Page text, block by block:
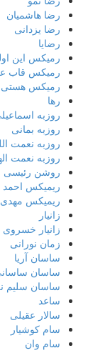
رضا هاشمیان
رضا یزدانی
رضایا
رمیکس این
رمیکس قاب
رمیکس هستی
رها
روزبه
روزبه بمانی
روزبه نعمت
روزبه نعمت
روشن رئیسی
ریمیکس
ریمیکس مهدی
زانیار
زانیار خسروی
زمان نورانی
ساسان آریا
ساسان
ساسان سلیم
ساعد
سالار عقیلی
سام کوشیار
سام وان